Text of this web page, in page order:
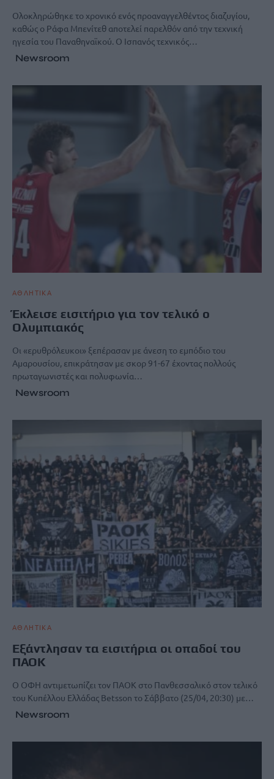
Ολοκληρώθηκε το χρονικό ενός προαναγγελθέντος διαζυγίου,
καθώς ο Ράφα Μπενίτεθ αποτελεί παρελθόν από την τεχνική
ηγεσία του Παναθηναϊκού. Ο Ισπανός τεχνικός…
Newsroom
ΑΘΛΗΤΙΚΑ
Έκλεισε εισιτήριο για τον τελικό ο
Ολυμπιακός
Οι «ερυθρόλευκοι» ξεπέρασαν με άνεση το εμπόδιο του
Αμαρουσίου, επικράτησαν με σκορ 91-67 έχοντας πολλούς
πρωταγωνιστές και πολυφωνία…
Newsroom
ΑΘΛΗΤΙΚΑ
Εξάντλησαν τα εισιτήρια οι οπαδοί του
ΠΑΟΚ
Ο OΦΗ αντιμετωπίζει τον ΠΑΟΚ στο Πανθεσσαλικό στον τελικό
του Κυπέλλου Ελλάδας Betsson το Σάββατο (25/04, 20:30) με…
Newsroom